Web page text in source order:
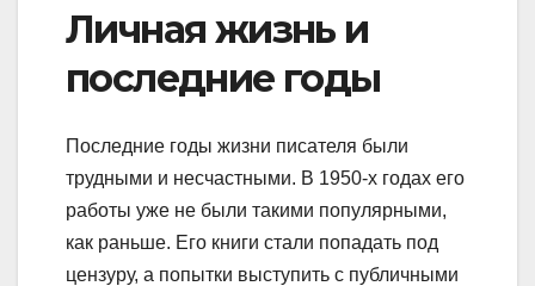
Личная жизнь и
последние годы
Последние годы жизни писателя были
трудными и несчастными. В 1950-х годах его
работы уже не были такими популярными,
как раньше. Его книги стали попадать под
цензуру, а попытки выступить с публичными